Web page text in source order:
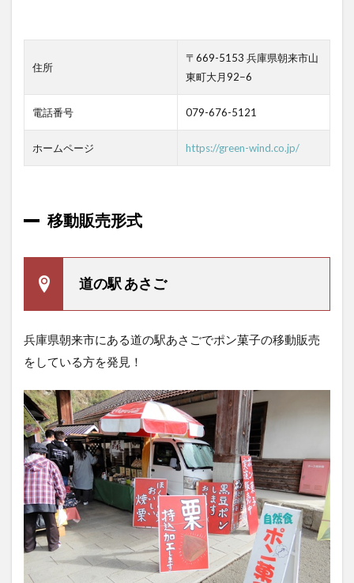
住所
〒669-5153 兵庫県朝来市山
東町大月92−6
電話番号 079-676-5121
ホームページ https://green-wind.co.jp/
移動販売形式
道の駅 あさご
兵庫県朝来市にある道の駅あさごでポン菓子の移動販売
をしている方を発見！